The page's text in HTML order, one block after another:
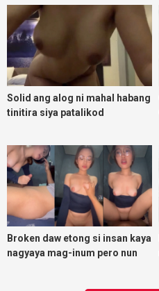
Solid ang alog ni mahal habang
tinitira siya patalikod
Broken daw etong si insan kaya
nagyaya mag-inum pero nun